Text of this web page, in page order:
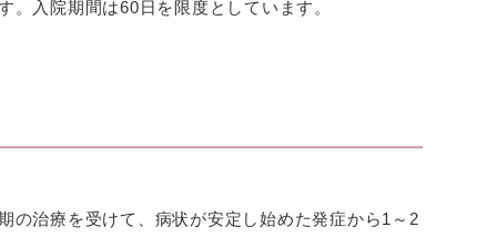
入院期間は60日を限度としています。
の治療を受けて、病状が安定し始めた発症から1～2